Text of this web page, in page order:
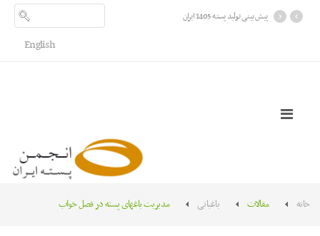
پیش بینی تولید پسته 1405 ایران ›
‹
English
خانه مقالات باغبانی مديريت باغهای پسته در فصل خواب